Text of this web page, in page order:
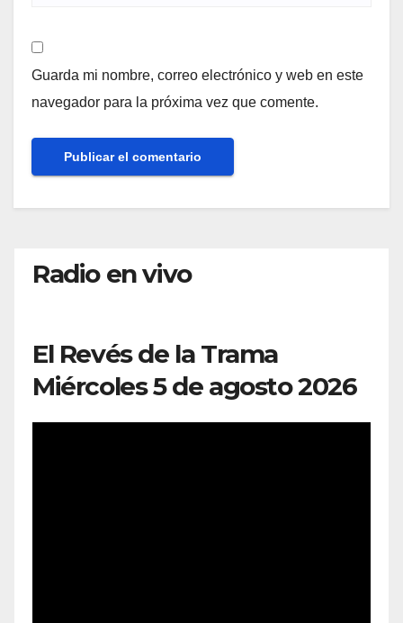
Guarda mi nombre, correo electrónico y web en este
navegador para la próxima vez que comente.
Radio en vivo
El Revés de la Trama
Miércoles 5 de agosto 2026